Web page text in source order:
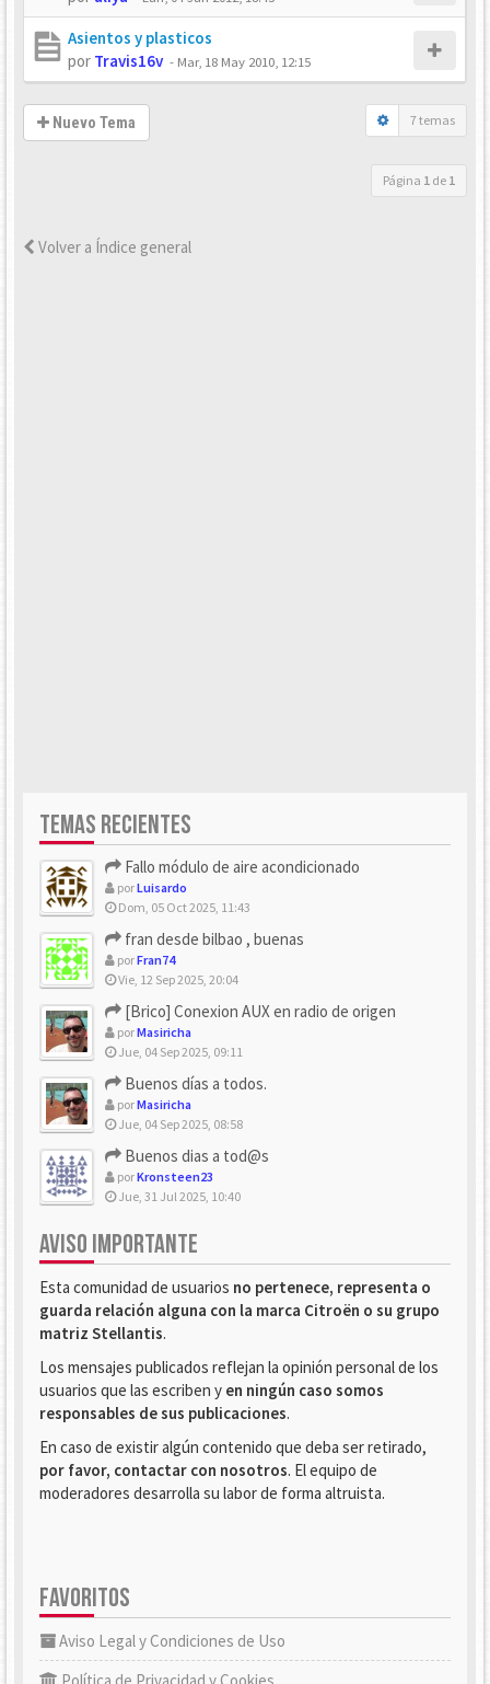
Asientos y plasticos
por Travis16v - Mar, 18 May 2010, 12:15
Nuevo Tema 7 temas
Página 1 de 1
Volver a Índice general
TEMAS RECIENTES
Fallo módulo de aire acondicionado
porLuisardo
Dom, 05 Oct 2025, 11:43
fran desde bilbao , buenas
porFran74
Vie, 12 Sep 2025, 20:04
[Brico] Conexion AUX en radio de origen
porMasiricha
Jue, 04 Sep 2025, 09:11
Buenos días a todos.
porMasiricha
Jue, 04 Sep 2025, 08:58
Buenos dias a tod@s
porKronsteen23
Jue, 31 Jul 2025, 10:40
AVISO IMPORTANTE
Esta comunidad de usuarios no pertenece, representa o
guarda relación alguna con la marca Citroën o su grupo
matriz Stellantis.
Los mensajes publicados reflejan la opinión personal de los
usuarios que las escriben y en ningún caso somos
responsables de sus publicaciones.
En caso de existir algún contenido que deba ser retirado,
por favor, contactar con nosotros. El equipo de
moderadores desarrolla su labor de forma altruista.
FAVORITOS
Aviso Legal y Condiciones de Uso